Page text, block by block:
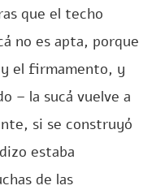
que el techo
no es apta, porque
el firmamento, y
– la sucá vuelve a
si se construyó
estaba
de las